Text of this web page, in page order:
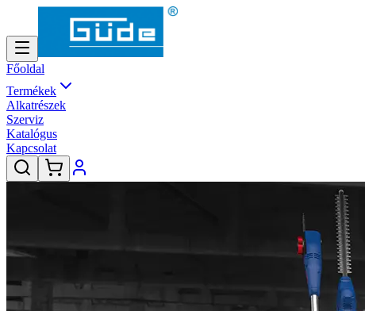
Főoldal
Termékek
Alkatrészek
Szerviz
Katalógus
Kapcsolat